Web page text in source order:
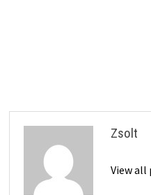
Zsolt
View